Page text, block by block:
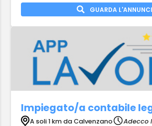
GUARDA
Impiegato/a contabile
A soli 1 km da Calvenzano
Adecco